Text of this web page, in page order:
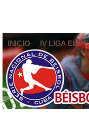
INICIO IV LIGA ELITE